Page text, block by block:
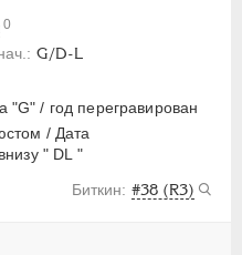
G/D-L
"G" / год перегравирован
/ Дата
" DL "
#38 (R3)
0